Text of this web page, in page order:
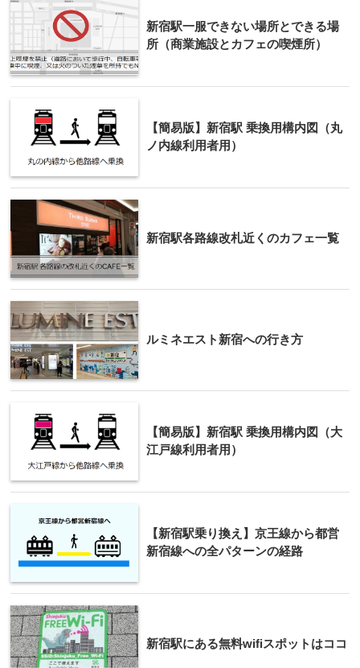
新宿駅一服できない場所とできる場
所（商業施設とカフェの喫煙所）
【簡易版】新宿駅 乗換用構内図（丸
ノ内線利用者用）
新宿駅各路線改札近くのカフェ一覧
ルミネエスト新宿への行き方
【簡易版】新宿駅 乗換用構内図（大
江戸線利用者用）
【新宿駅乗り換え】京王線から都営
新宿線への全パターンの経路
新宿駅にある無料wifiスポットはココ